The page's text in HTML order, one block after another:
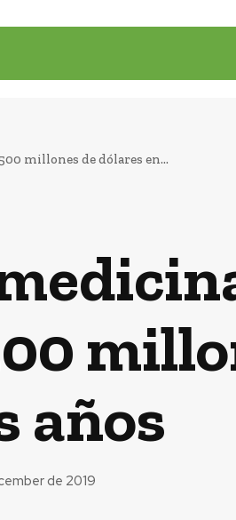
millones de dólares en...
años
de 2019